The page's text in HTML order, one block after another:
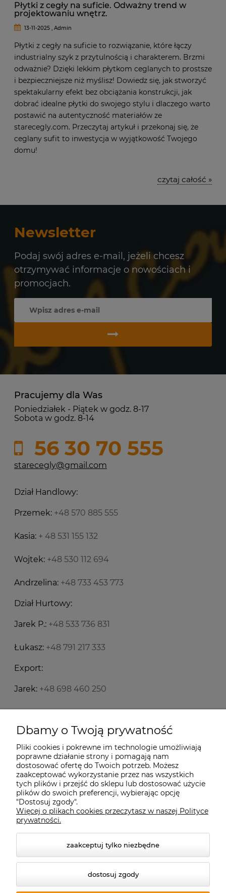
Płytki z cegły na suficie. Odważny trend w
projektowaniu wnętrz.
13-11-2025 , Admin
Płytki z cegły na suficie to rozwiązanie, które łączy
industrialny szyk z przytulnością i charakterem. Brzmi
odważnie? Dzięki lekkim płytkom ceglanych to prostsze
i bezpieczniejsze niż myślisz! Dowiedz się, jak stworzyć
spektakularny efekt bez obciążania konstrukcji, jak
dobrać idealne płytki do swojego stylu i dlaczego warto
postawić na autentyczność materiałów ze
starecegly.com. Przeczytaj artykuł i przekonaj się, że
ceglany sufit to inwestycja w wyjątkowość Twojego
domu!
czytaj całość »
Newsletter
Podaj swój adres e-mail, jeżeli chcesz
otrzymywać informacje o nowościach i
promocjach.
Pracujemy dla Was
Poniedziałek - Piątek w godz. 8-17
Sobota w godz. 8-14
56 30 70 555
starecegly@gmail.com
Dział Handlowy:
Przemek: +48 570 885 555
Kasia: + 48 531 155 132
Wojtek: +48 530 112 694
Andrzelina: +48 733 453 773
Dział Hurtowy:
Jarek P.: +48 533 736 831
Łukasz: +48 791 217 333
Export:
Jarek: +48 698 460 250
Starecegly.com
Płatności i dostawa
Moje konto
Informacje
Dbamy o Twoją prywatność
Pliki cookies i pokrewne im technologie umożliwiają
poprawne działanie strony i pomagają nam
dostosować ofertę do Twoich potrzeb. Możesz
zaakceptować wykorzystanie przez nas wszystkich
tych plików i przejść do sklepu lub dostosować użycie
plików do swoich preferencji, wybierając opcję
"Dostosuj zgody".
Więcej o plikach cookies przeczytasz w naszej Polityce
prywatności.
zaakceptuj tylko niezbędne
dostosuj zgody